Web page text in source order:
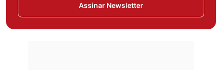
Assinar Newsletter